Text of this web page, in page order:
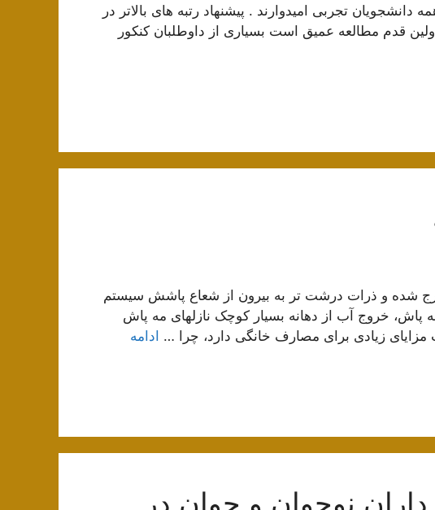
تجربی امیدوارند . پیشنهاد رتبه های بالاتر در
قدم مطالعه عمیق است بسیاری از داوطلبان کنکور
شده و ذرات درشت تر به بیرون از شعاع پاشش سیستم
خروج آب از دهانه بسیار کوچک نازلهای مه پاش
ادامه
نوجوان و جوان در